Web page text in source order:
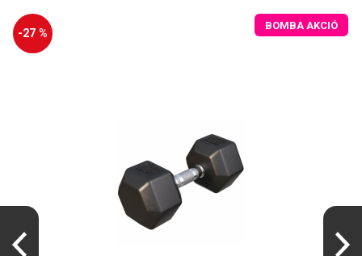
-27 %
BOMBA AKCIÓ